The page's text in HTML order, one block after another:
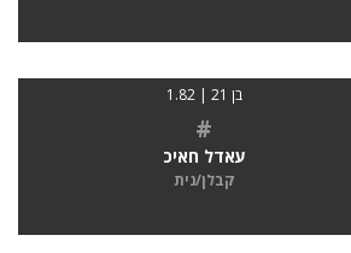
בן 21 | 1.82
#
עאדל חאיכ
קבלן/נית